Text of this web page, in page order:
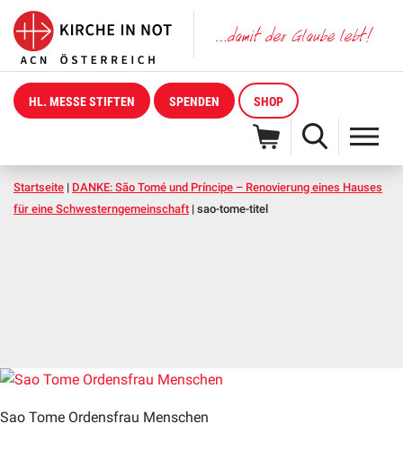
HL. MESSE STIFTEN SPENDEN SHOP
Startseite | DANKE: São Tomé und Príncipe – Renovierung eines Hauses
für eine Schwesterngemeinschaft | sao-tome-titel
Sao Tome Ordensfrau Menschen